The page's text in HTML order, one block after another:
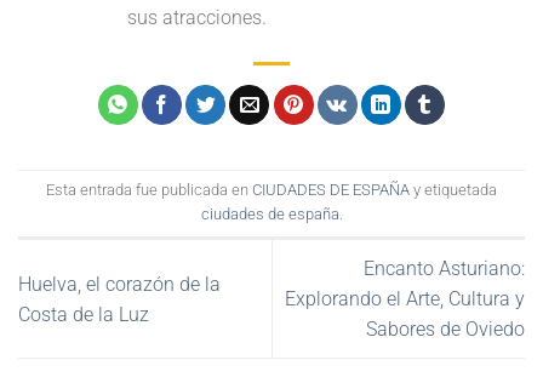
sus atracciones.
Esta entrada fue publicada en CIUDADES DE ESPAÑA y etiquetada
ciudades de españa.
Huelva, el corazón de la
Costa de la Luz
Encanto Asturiano:
Explorando el Arte, Cultura y
Sabores de Oviedo